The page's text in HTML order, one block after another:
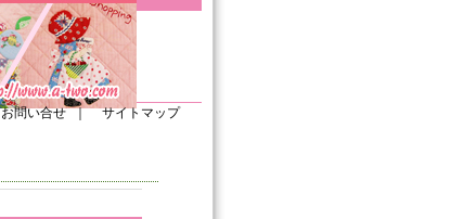
お問い合せ｜ サイトマップ